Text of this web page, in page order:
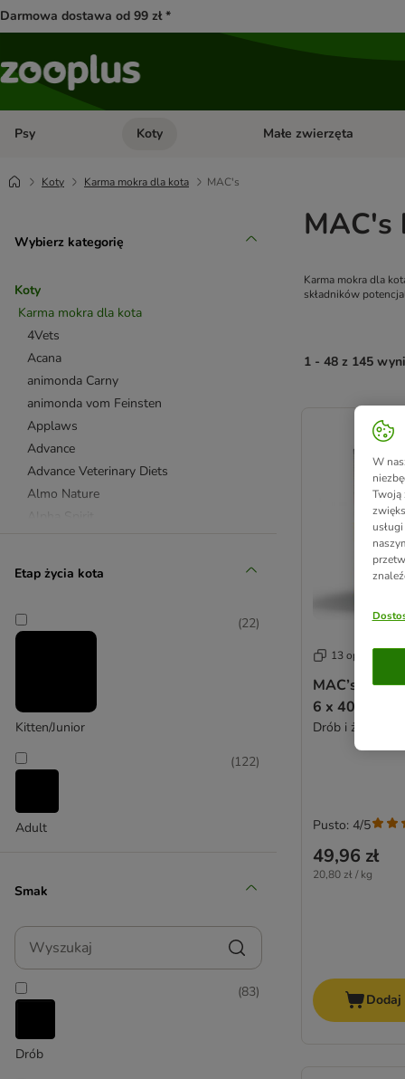
Darmowa dostawa od 99 zł *
Psy Otwórz menu kategorii: Psy
Koty Otwórz menu kategorii: Koty
Małe zwierzęta
Koty Karma mokra dla kota MAC's
Wybierz kategorię
Koty
Karma mokra dla kota
4Vets
Acana
animonda Carny
animonda vom Feinsten
Applaws
Advance
Advance Veterinary Diets
Almo Nature
beaphar - Special Diet
Bozita
Carnilove
Catit
catz finefood
Concept for Life
Cosma Nature
Crave
Disugual
Dogs'n Tiger
Eukanuba
Felix
Etap życia kota
Kitten/Junior
(22)
Adult
(122)
Smak
Wyszukaj
Drób
(83)
MAC's
Karma mokra dla
składników
1 - 48 z 145
product items
13 opcji
MAC’s Cat
6 x 400 g
Drób i żurawina
49,96 zł
20,80 zł / kg
Pusto: 4/5
Dodaj
W
Twoją